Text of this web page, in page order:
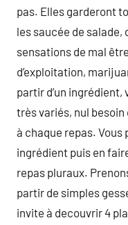
pas. Elles garderont
les saucée de salade,
sensations de mal
d’exploitation,
partir d’un
très variés, nul
à chaque repas. Vous
ingrédient puis en
repas pluraux.
partir de simples
invite à decouvrir 4